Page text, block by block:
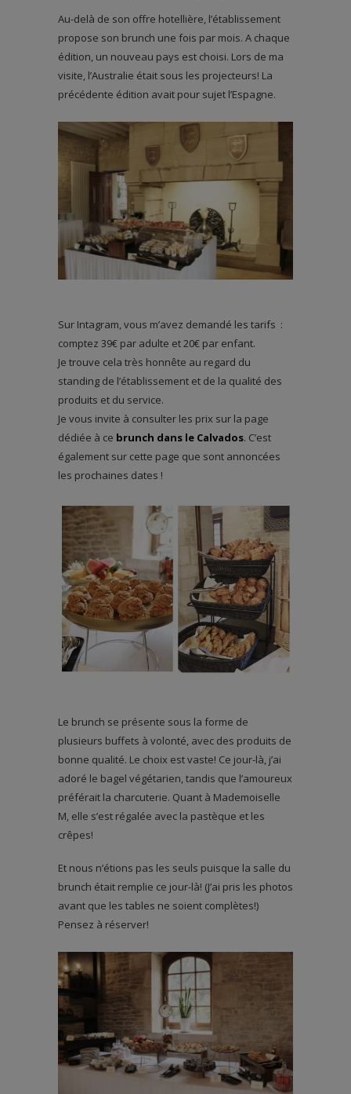
Au-delà de son offre hotellière, l’établissement
propose son brunch une fois par mois. A chaque
édition, un nouveau pays est choisi. Lors de ma
visite, l’Australie était sous les projecteurs! La
précédente édition avait pour sujet l’Espagne.
Sur Intagram, vous m’avez demandé les tarifs :
comptez 39€ par adulte et 20€ par enfant.
Je trouve cela très honnête au regard du
standing de l’établissement et de la qualité des
produits et du service.
Je vous invite à consulter les prix sur la page
dédiée à ce brunch dans le Calvados. C’est
également sur cette page que sont annoncées
les prochaines dates !
Le brunch se présente sous la forme de
plusieurs buffets à volonté, avec des produits de
bonne qualité. Le choix est vaste! Ce jour-là, j’ai
adoré le bagel végétarien, tandis que l’amoureux
préférait la charcuterie. Quant à Mademoiselle
M, elle s’est régalée avec la pastèque et les
crêpes!
Et nous n’étions pas les seuls puisque la salle du
brunch était remplie ce jour-là! (J’ai pris les photos
avant que les tables ne soient complètes!)
Pensez à réserver!